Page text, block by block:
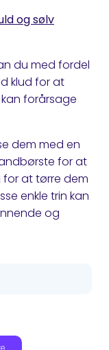
og sølv
du med fordel
klud for at
forårsage
dem med en
for at
for at tørre dem
enkle trin kan
og